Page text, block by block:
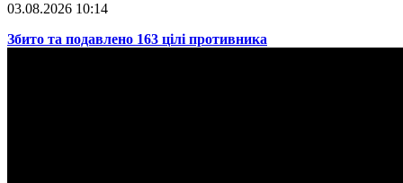
03.08.2026 10:14
​Збито та подавлено 163 цілі противника